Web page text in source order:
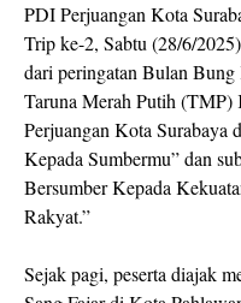
PDI Perjuangan Kota
Trip ke-2, Sabtu (28/6/
dari peringatan Bulan
Taruna Merah Putih (TMP)
Perjuangan Kota Surabaya
Kepada Sumbermu” dan
Bersumber Kepada
Rakyat.”
Sejak pagi, peserta diajak